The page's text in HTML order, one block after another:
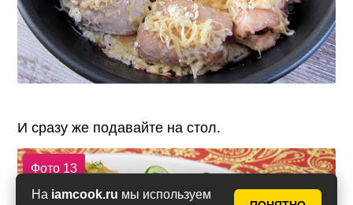
На iamcook.ru мы используем
И сразу же подавайте на стол.
Фото 13